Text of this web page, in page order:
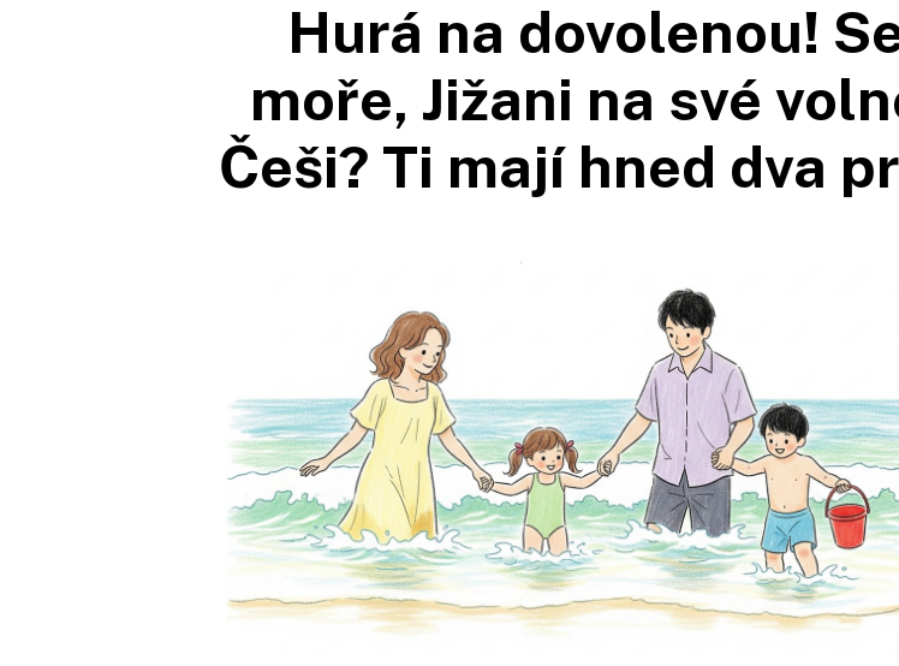
Hurá na dovolenou!
moře, Jižani na své
Češi? Ti mají hned dva